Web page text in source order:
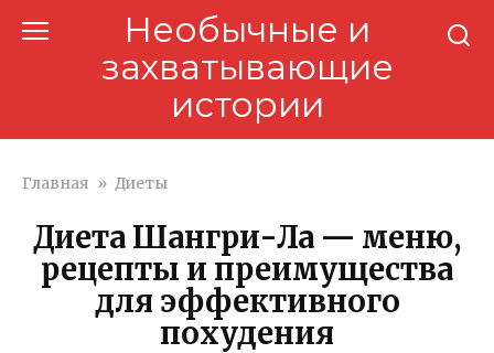
Необычные и
захватывающие
истории
Главная » Диеты
Диета Шангри-Ла — меню,
рецепты и преимущества
для эффективного
похудения